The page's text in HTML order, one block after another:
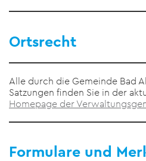
Ortsrecht
Alle durch die Gemeinde Bad
Satzungen finden Sie in der
Homepage der
Formulare und